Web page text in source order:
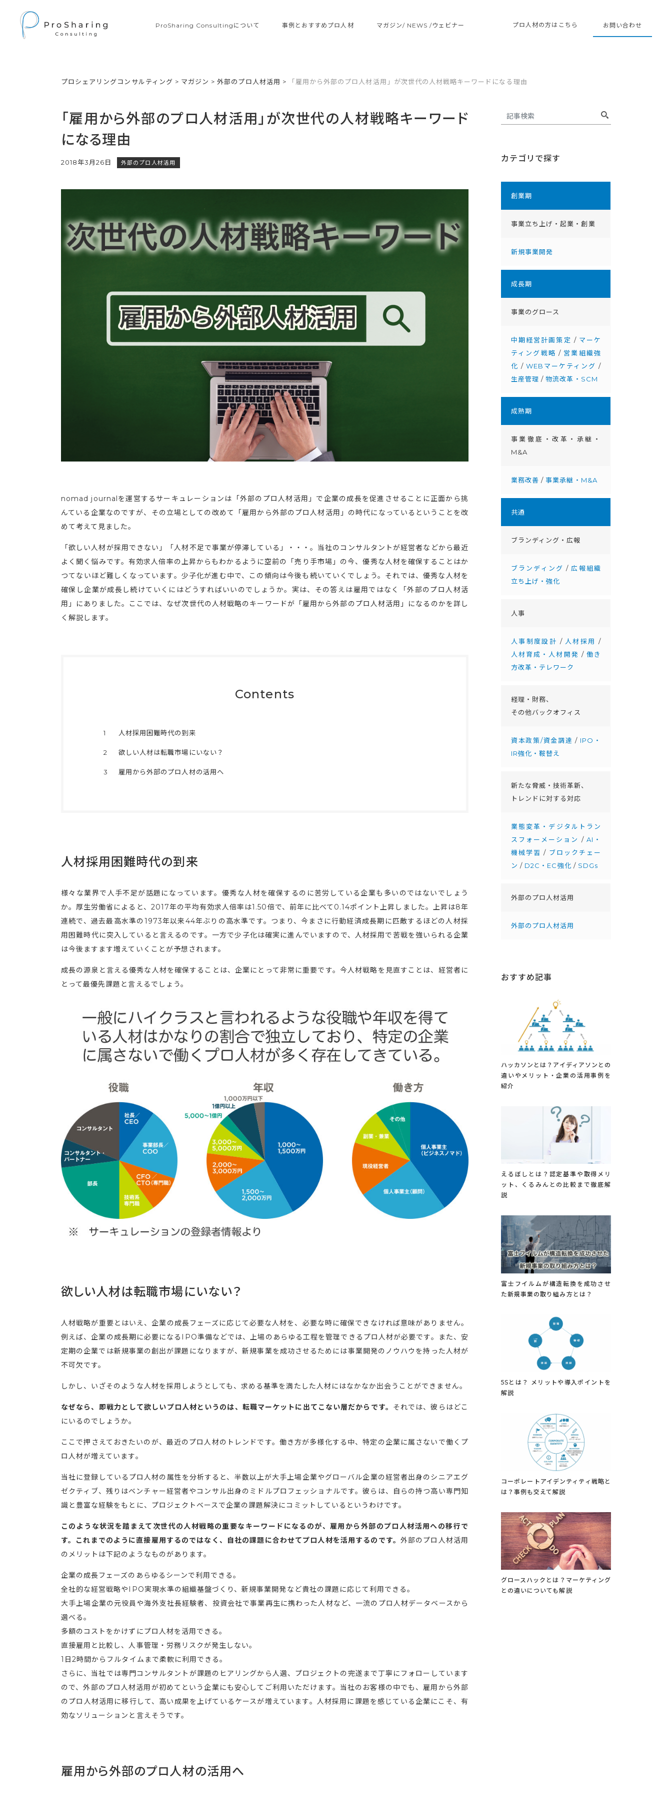
ProSharing Consultingについて 事例とおすすめプロ人材 マガジン/ NEWS /ウェビナー プロ人材の方はこちら お問い合わせ
プロシェアリングコンサルティング > マガジン >外部のプロ人材活用 > 「雇用から外部のプロ人材活用」が次世代の人材戦略キーワードになる理由
「雇用から外部のプロ人材活用」が次世代の人材戦略キーワード
になる理由
2018年3月26日 外部のプロ人材活用
nomad journalを運営するサーキュレーションは「外部のプロ人材活用」で企業の成長を促進させることに正面から挑
んている企業なのですが、その立場としての改めて「雇用から外部のプロ人材活用」の時代になっているということを改
めて考えて見ました。
「欲しい人材が採用できない」「人材不足で事業が停滞している」・・・。当社のコンサルタントが経営者などから最近
よく聞く悩みです。有効求人倍率の上昇からもわかるように空前の「売り手市場」の今、優秀な人材を確保することはか
つてないほど難しくなっています。少子化が進む中で、この傾向は今後も続いていくでしょう。それでは、優秀な人材を
確保し企業が成長し続けていくにはどうすればいいのでしょうか。実は、その答えは雇用ではなく「外部のプロ人材活
用」にありました。ここでは、なぜ次世代の人材戦略のキーワードが「雇用から外部のプロ人材活用」になるのかを詳し
く解説します。
Contents
1 人材採用困難時代の到来
2 欲しい人材は転職市場にいない？
3 雇用から外部のプロ人材の活用へ
人材採用困難時代の到来
様々な業界で人手不足が話題になっています。優秀な人材を確保するのに苦労している企業も多いのではないでしょう
か。厚生労働省によると、2017年の平均有効求人倍率は1.50倍で、前年に比べて0.14ポイント上昇しました。上昇は8年
連続で、過去最高水準の1973年以来44年ぶりの高水準です。つまり、今まさに行動経済成長期に匹敵するほどの人材採
用困難時代に突入していると言えるのです。一方で少子化は確実に進んでいますので、人材採用で苦戦を強いられる企業
は今後ますます増えていくことが予想されます。
成長の源泉と言える優秀な人材を確保することは、企業にとって非常に重要です。今人材戦略を見直すことは、経営者に
とって最優先課題と言えるでしょう。
欲しい人材は転職市場にいない？
人材戦略が重要とはいえ、企業の成長フェーズに応じて必要な人材を、必要な時に確保できなければ意味がありません。
例えば、企業の成長期に必要になるIPO準備などでは、上場のあらゆる工程を管理できるプロ人材が必要です。また、安
定期の企業では新規事業の創出が課題になりますが、新規事業を成功させるためには事業開発のノウハウを持った人材が
不可欠です。
しかし、いざそのような人材を採用しようとしても、求める基準を満たした人材にはなかなか出会うことができません。
なぜなら、即戦力として欲しいプロ人材というのは、転職マーケットに出てこない層だからです。 それでは、彼らはどこ
にいるのでしょうか。
ここで押さえておきたいのが、最近のプロ人材のトレンドです。働き方が多様化する中、特定の企業に属さないで働くプ
ロ人材が増えています。
当社に登録しているプロ人材の属性を分析すると、半数以上が大手上場企業やグローバル企業の経営者出身のシニアエグ
ゼクティブ、残りはベンチャー経営者やコンサル出身のミドルプロフェッショナルです。彼らは、自らの持つ高い専門知
識と豊富な経験をもとに、プロジェクトベースで企業の課題解決にコミットしているというわけです。
このような状況を踏まえて次世代の人材戦略の重要なキーワードになるのが、雇用から外部のプロ人材活用への移行で
す。これまでのように直接雇用するのではなく、自社の課題に合わせてプロ人材を活用するのです。 外部のプロ人材活用
のメリットは下記のようなものがあります。
企業の成長フェーズのあらゆるシーンで利用できる。
全社的な経営戦略やIPO実現水準の組織基盤づくり、新規事業開発など貴社の課題に応じて利用できる。
大手上場企業の元役員や海外支社長経験者、投資会社で事業再生に携わった人材など、一流のプロ人材データベースから
選べる。
多額のコストをかけずにプロ人材を活用できる。
直接雇用と比較し、人事管理・労務リスクが発生しない。
1日2時間からフルタイムまで柔軟に利用できる。
さらに、当社では専門コンサルタントが課題のヒアリングから人選、プロジェクトの完遂まで丁寧にフォローしています
ので、外部のプロ人材活用が初めてという企業にも安心してご利用いただけます。当社のお客様の中でも、雇用から外部
のプロ人材活用に移行して、高い成果を上げているケースが増えています。人材採用に課題を感じている企業にこそ、有
効なソリューションと言えそうです。
雇用から外部のプロ人材の活用へ
カテゴリで探す
創業期
事業立ち上げ・起業・創業
新規事業開発
成⻑期
事業のグロース
中期経営計画策定 / マーケ
ティング戦略 / 営業組織強
化 / WEBマーケティング /
生産管理 /物流改革・SCM
成熟期
事業徹底・改⾰・承継・
M&A
業務改善 /事業承継・M&A
共通
ブランディング・広報
ブランディング /広報組織
立ち上げ・強化
人事
人事制度設計 / 人材採用 /
人材育成・人材開発 / 働き
方改革・テレワーク
経理・財務、
その他バックオフィス
資本政策/資金調達 / IPO・
IR強化・鞍替え
新たな脅威・技術革新、
トレンドに対する対応
業態変革・デジタルトラン
スフォーメーション / AI・
機械学習 / ブロックチェー
ン / D2C・EC強化 / SDGs
外部のプロ人材活用
外部のプロ人材活用
おすすめ記事
ハッカソンとは？アイディアソンとの
違いやメリット・企業の活用事例を
紹介
えるぼしとは？認定基準や取得メリ
ット、くるみんとの比較まで徹底解
説
富士フイルムが構造転換を成功させ
た新規事業の取り組み方とは？
5Sとは？ メリットや導入ポイントを
解説
コーポレートアイデンティティ戦略と
は？事例も交えて解説
グロースハックとは？マーケティング
との違いについても解説